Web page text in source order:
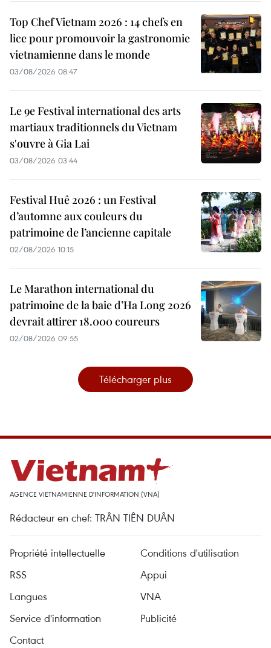
Top Chef Vietnam 2026 : 14 chefs en
lice pour promouvoir la gastronomie
vietnamienne dans le monde
03/08/2026 08:47
Le 9e Festival international des arts
martiaux traditionnels du Vietnam
s'ouvre à Gia Lai
03/08/2026 03:44
Festival Huê 2026 : un Festival
d’automne aux couleurs du
patrimoine de l’ancienne capitale
02/08/2026 10:15
Le Marathon international du
patrimoine de la baie d’Ha Long 2026
devrait attirer 18.000 coureurs
02/08/2026 09:55
Télécharger plus
AGENCE VIETNAMIENNE D'INFORMATION (VNA)
Rédacteur en chef: TRÂN TIÊN DUÂN
Propriété intellectuelle
Conditions d'utilisation
RSS
Appui
Langues
VNA
Service d'information
Publicité
Contact